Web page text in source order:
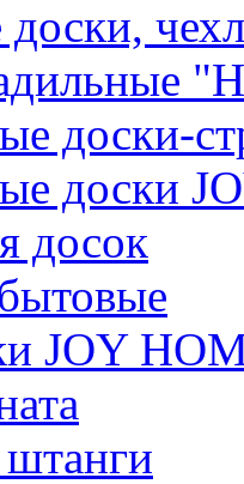
доски,
доски-
доски
досок
JOY